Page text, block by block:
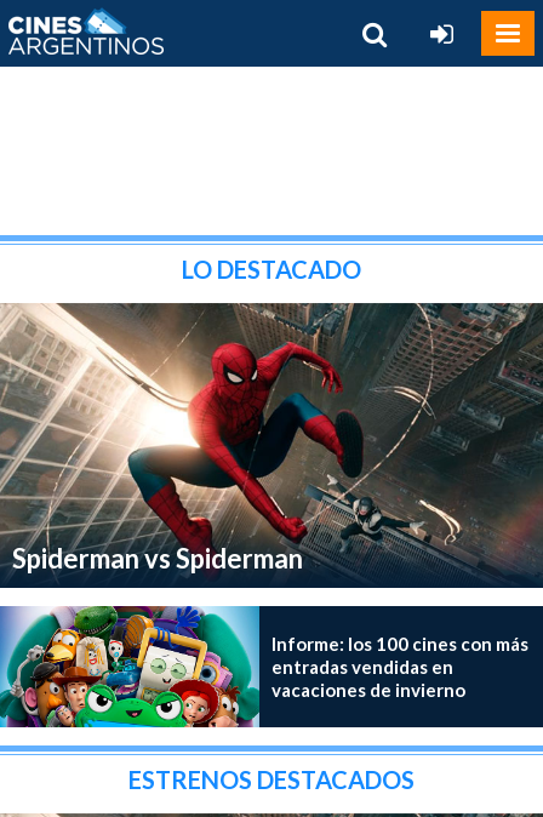
LO DESTACADO
Spiderman vs Spiderman
Informe: los 100 cines con más
entradas vendidas en
vacaciones de invierno
ESTRENOS DESTACADOS